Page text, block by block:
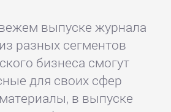
выпуске журнала
разных сегментов
бизнеса смогут
для своих сфер
в выпуске